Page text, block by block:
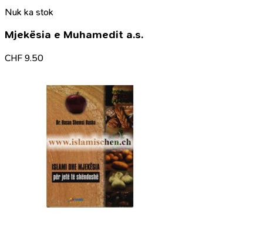
Nuk ka stok
Mjekësia e Muhamedit a.s.
CHF 9.50